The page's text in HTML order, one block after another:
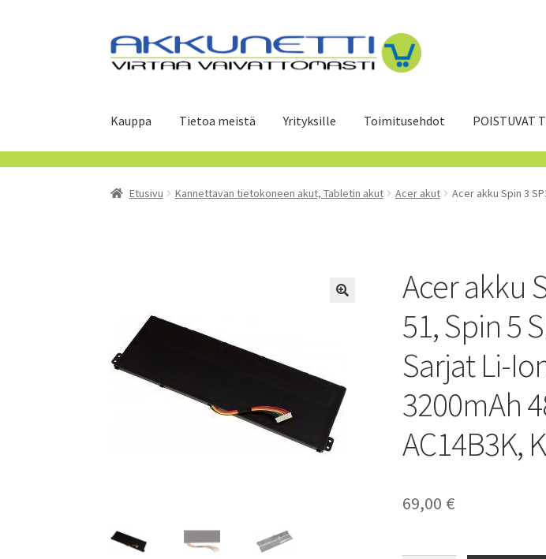
Siirry
navigointiin
Siirry
sisältöön
Kauppa Tietoa meistä Yrityksille Toimitusehdot POISTUVAT
Etusivu Kannettavan tietokoneen akut, Tabletin akut Acer akut Acer akku Spin 3
Acer akku
51, Spin 5
Sarjat Li-
3200mAh
AC14B3K,
69,00 €